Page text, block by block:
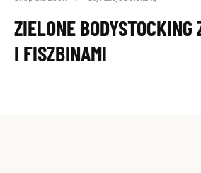
SHOP THE LOOK
ZIELONE BODYSTOCKING
I FISZBINAMI